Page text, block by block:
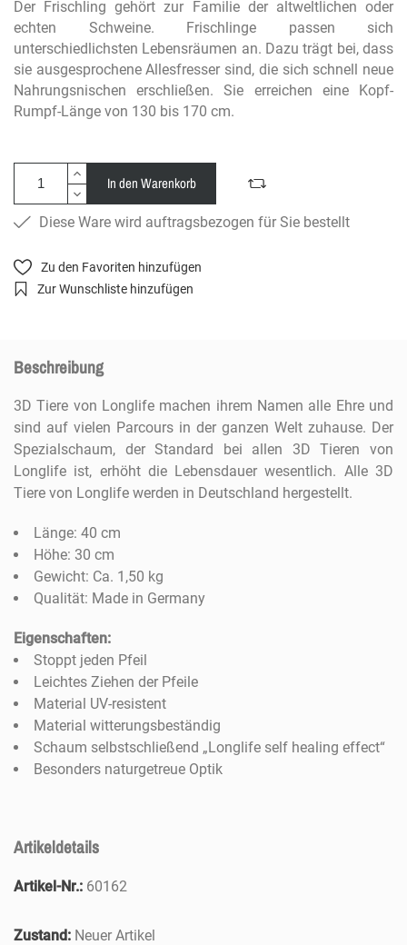
Der Frischling gehört zur Familie der altweltlichen oder
echten Schweine. Frischlinge passen sich
unterschiedlichsten Lebensräumen an. Dazu trägt bei, dass
sie ausgesprochene Allesfresser sind, die sich schnell neue
Nahrungsnischen erschließen. Sie erreichen eine Kopf-
Rumpf-Länge von 130 bis 170 cm.
In den Warenkorb
Diese Ware wird auftragsbezogen für Sie bestellt
Zu den Favoriten hinzufügen
Zur Wunschliste hinzufügen
Beschreibung
3D Tiere von Longlife machen ihrem Namen alle Ehre und
sind auf vielen Parcours in der ganzen Welt zuhause. Der
Spezialschaum, der Standard bei allen 3D Tieren von
Longlife ist, erhöht die Lebensdauer wesentlich. Alle 3D
Tiere von Longlife werden in Deutschland hergestellt.
Länge: 40 cm
Höhe: 30 cm
Gewicht: Ca. 1,50 kg
Qualität: Made in Germany
Eigenschaften:
Stoppt jeden Pfeil
Leichtes Ziehen der Pfeile
Material UV-resistent
Material witterungsbeständig
Schaum selbstschließend „Longlife self healing effect“
Besonders naturgetreue Optik
Artikeldetails
Artikel-Nr.: 60162
Zustand: Neuer Artikel